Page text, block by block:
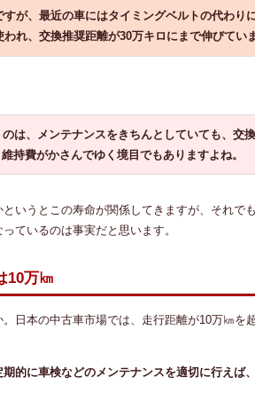
すが、最近の車にはタイミングベルトの代わり
われ、交換推奨距離が30万キロにまで伸びてい
は、メンテナンスをきちんとしていても、交
持費がかさんでゆく境目でもありますよね。
いうとこの寿命が関係してきますが、それで
っているのは事実だと思います。
10万㎞
日本の中古車市場では、走行距離が10万㎞を
期的に車検などのメンテナンスを適切に行えば